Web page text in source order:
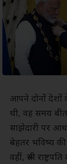
आपने दोनों देशों
थी, वह समय
साझेदारी पर
बेहतर भविष्य
वहीं, रूसी